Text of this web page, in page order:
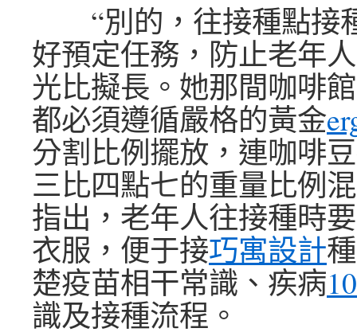
“別的，往接種點接
好預定任務，防止老年
光比擬長。她那間咖啡
都必須遵循嚴格的黃金
分割比例擺放，連咖啡
三比四點七的重量比例
指出，老年人往接種時
衣服，便于接巧寓設計
楚疫苗相干常識、疾病
識及接種流程。